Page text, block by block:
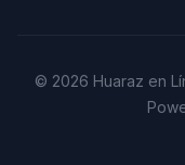
© 2026 Huaraz en